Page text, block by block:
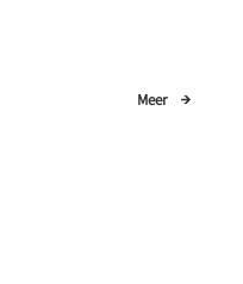
Meer